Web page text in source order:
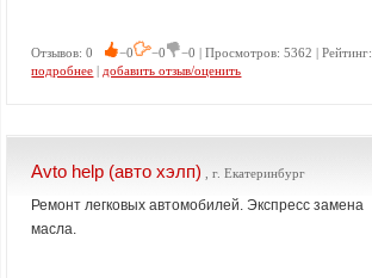
Отзывов: 0 −0 −0 −0 | Просмотров: 5362 | Рейтинг:
подробнее | добавить отзыв/оценить
Avto help (авто хэлп) , г. Екатеринбург
Ремонт легковых автомобилей. Экспресс замена
масла.